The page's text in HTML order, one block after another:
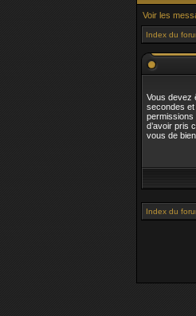
Voir les
Index du
Vous devez
secondes et
permissions
d’avoir pris
vous de
Index du